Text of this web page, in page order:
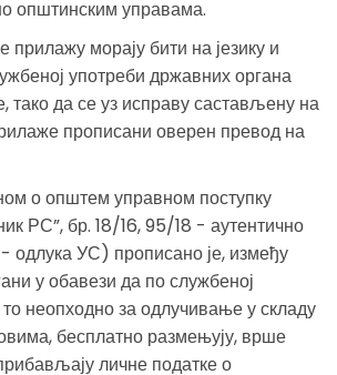
општинским управама.
прилажу морају бити на језику и
употреби државних органа
тако да се уз исправу састављену на
прописани оверен превод на
о општем управном поступку
РС”, бр. 18/16, 95/18 - аутентично
УС) прописано је, између
у обавези да по службеној
то неопходно за одлучивање у складу
бесплатно размењују, врше
личне податке о